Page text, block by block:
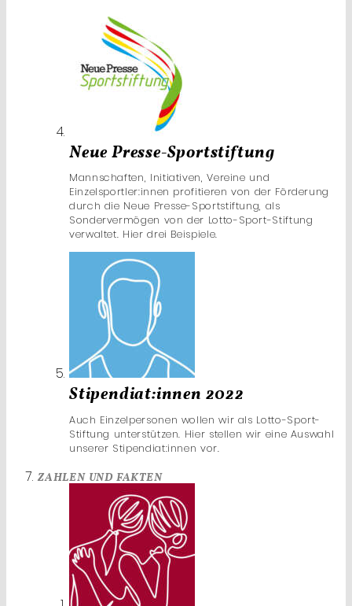
Neue Presse-Sportstiftung
Mannschaften, Initiativen, Vereine und
Einzelsportler:innen profitieren von der Förderung
durch die Neue Presse-Sportstiftung, als
Sondervermögen von der Lotto-Sport-Stiftung
verwaltet. Hier drei Beispiele.
Stipendiat:innen 2022
Auch Einzelpersonen wollen wir als Lotto-Sport-
Stiftung unterstützen. Hier stellen wir eine Auswahl
unserer Stipendiat:innen vor.
ZAHLEN UND FAKTEN